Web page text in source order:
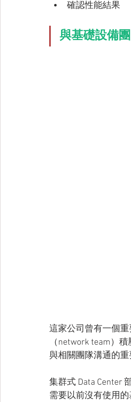
確認性能結果
與基礎設備
這家公司曾有一個
（network team）
與相關團隊溝通的
集群式 Data Center
需要以前沒有使用